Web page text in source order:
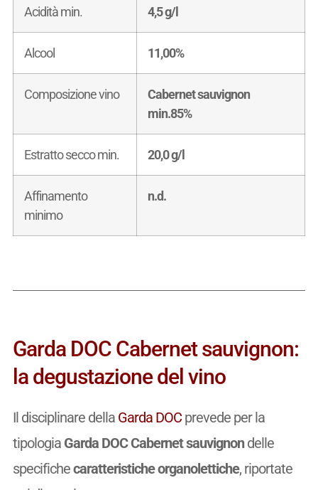
Acidità min. 4,5 g/l
Alcool 11,00%
Composizione vino
Cabernet sauvignon
min.85%
Estratto secco min. 20,0 g/l
Affinamento
minimo
n.d.
Garda DOC Cabernet sauvignon:
la degustazione del vino
Il disciplinare della Garda DOCprevede per la
tipologia Garda DOC Cabernet sauvignondelle
specifichecaratteristiche organolettiche, riportate